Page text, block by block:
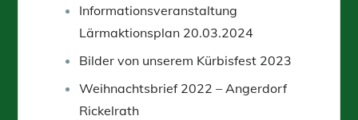
Informationsveranstaltung
Lärmaktionsplan 20.03.2024
Bilder von unserem Kürbisfest 2023
Weihnachtsbrief 2022 – Angerdorf
Rickelrath